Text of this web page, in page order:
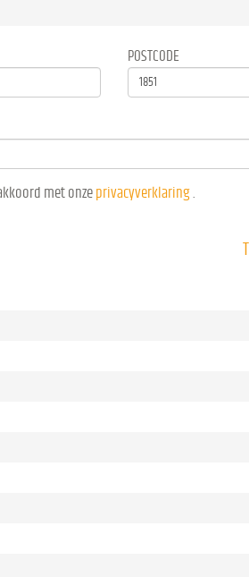
POSTCODE
met onze privacyverklaring